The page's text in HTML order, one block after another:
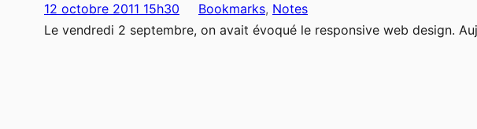
12 octobre 2011 15h30 Bookmarks, Notes
Le vendredi 2 septembre, on avait évoqué le responsive web design.